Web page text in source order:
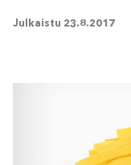
Julkaistu 23.8.2017